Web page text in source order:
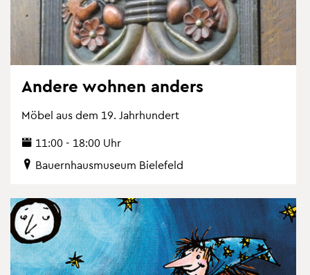
An­de­re woh­nen an­ders
Möbel aus dem 19. Jahr­hun­dert
11:00 - 18:00 Uhr
Bau­ern­haus­mu­se­um Bie­le­feld